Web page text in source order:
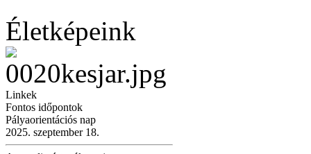
Életképeink
Linkek
Fontos időpontok
Pályaorientációs nap
2025. szeptember 18.